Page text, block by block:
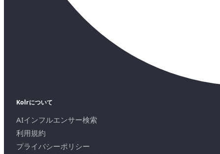
Kolrについて
AIインフルエンサー検索
利用規約
プライバシーポリシー